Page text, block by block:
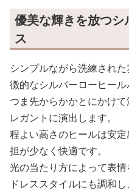
優美な輝きを放つ
ス
シンプルながら洗練され
徴的なシルバーローヒール
つま先からかかとにかけ
レガントに演出します。
程よい高さのヒールは安
担が少なく快適です。
光の当たり方によって表
ドレススタイルにも調和し